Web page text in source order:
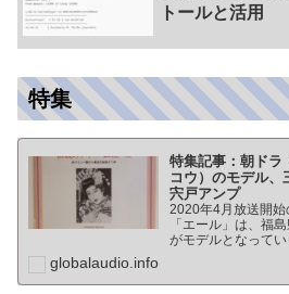
トールと活用
特集
特集記事：朝ドラ
コウ）のモデル、
宍戸アンプ
2020年4月放送開
「エール」は、福
がモデルとなってい
戦前の声楽家、三
する宍戸公一氏の
ングルアンプ製作…
globalaudio.info